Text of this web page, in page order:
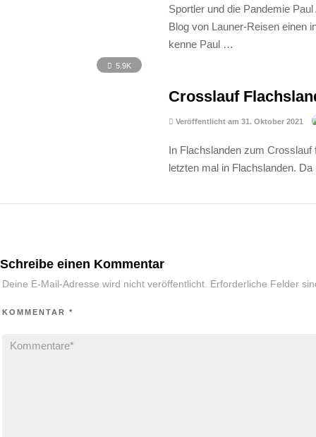
Sportler und die Pandemie
Blog von Launer-Reisen einen
kenne Paul …
5.9K
Crosslauf
Veröffentlicht am 31. Oktober 2021
In Flachslanden zum
letzten mal in Flachslanden.
Schreibe einen Kommentar
Deine E-Mail-Adresse wird nicht veröffentlicht. Erforderliche Felder
KOMMENTAR *